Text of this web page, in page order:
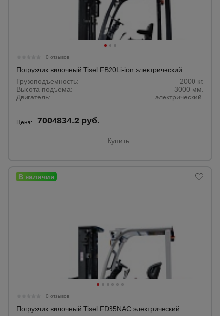
0 отзывов
Погрузчик вилочный Tisel FB20Li-ion электрический
Грузоподъемность:
2000 кг.
Высота подъема:
3000 мм.
Двигатель:
электрический.
Цена: 7004834.2 руб.
Купить
0 отзывов
Погрузчик вилочный Tisel FD35NAC электрический